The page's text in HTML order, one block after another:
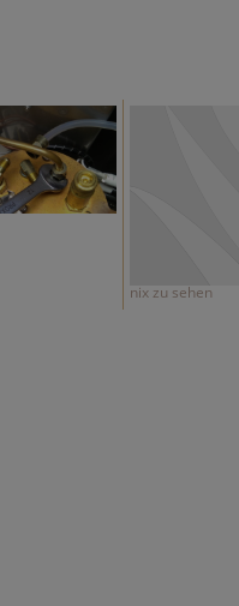
nix zu sehen